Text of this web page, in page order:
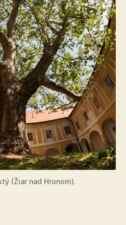
(Žiar nad Hronom).